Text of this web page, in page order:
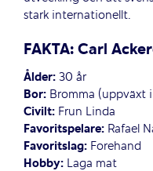
stark internationellt.
FAKTA: Carl
Ålder:30 år
Bor:Bromma (uppväxt i
Civilt:Frun Linda
Favoritspelare:Rafael
Favoritslag:Forehand
Hobby:Laga mat